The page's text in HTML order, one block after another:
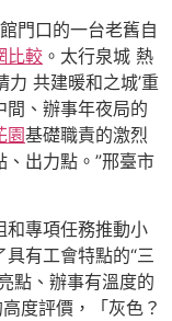
門口的一台老舊自
比較 。太行泉城 熱
力 共建暖和之城’重
間、辦事年夜局的
園基礎職責的激烈
出力點。”邢臺市
和專項任務推動小
有工會特點的“三
點、辦事有溫度的
度評價，「灰色？